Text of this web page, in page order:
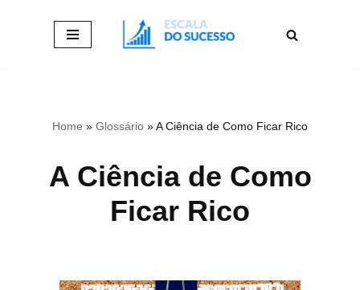
Home » Glossário »A Ciência de Como Ficar Rico
A Ciência de Como
Ficar Rico